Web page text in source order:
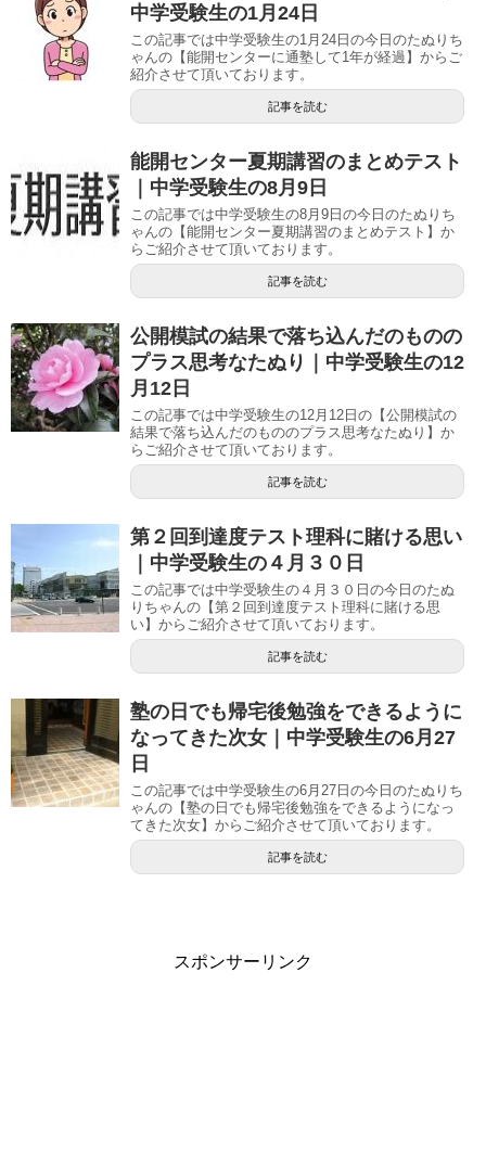
中学受験生の1月24日
この記事では中学受験生の1月24日の今日のたぬりち
ゃんの【能開センターに通塾して1年が経過】からご
紹介させて頂いております。
記事を読む
能開センター夏期講習のまとめテスト
｜中学受験生の8月9日
この記事では中学受験生の8月9日の今日のたぬりち
ゃんの【能開センター夏期講習のまとめテスト】か
らご紹介させて頂いております。
記事を読む
公開模試の結果で落ち込んだのものの
プラス思考なたぬり｜中学受験生の12
月12日
この記事では中学受験生の12月12日の【公開模試の
結果で落ち込んだのもののプラス思考なたぬり】か
らご紹介させて頂いております。
記事を読む
第２回到達度テスト理科に賭ける思い
｜中学受験生の４月３０日
この記事では中学受験生の４月３０日の今日のたぬ
りちゃんの【第２回到達度テスト理科に賭ける思
い】からご紹介させて頂いております。
記事を読む
塾の日でも帰宅後勉強をできるように
なってきた次女｜中学受験生の6月27
日
この記事では中学受験生の6月27日の今日のたぬりち
ゃんの【塾の日でも帰宅後勉強をできるようになっ
てきた次女】からご紹介させて頂いております。
記事を読む
スポンサーリンク